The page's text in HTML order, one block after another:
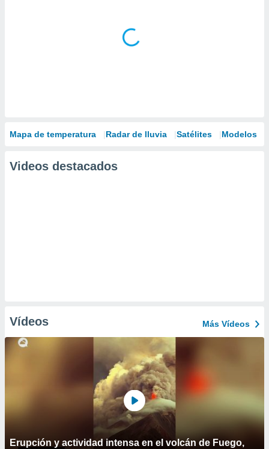
Mapa de temperatura Radar de lluvia Satélites Modelos
Videos destacados
Vídeos Más Vídeos
Erupción y actividad intensa en el volcán de Fuego,